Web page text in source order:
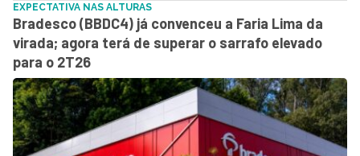
EXPECTATIVA NAS ALTURAS
Bradesco (BBDC4) já convenceu a Faria Lima da
virada; agora terá de superar o sarrafo elevado
para o 2T26